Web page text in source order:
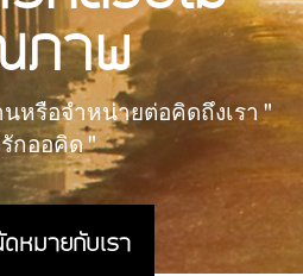
ภาพ
หรือจำหน่ายต่อคิดถึงเรา "
กออคิด "
หมายกับเรา